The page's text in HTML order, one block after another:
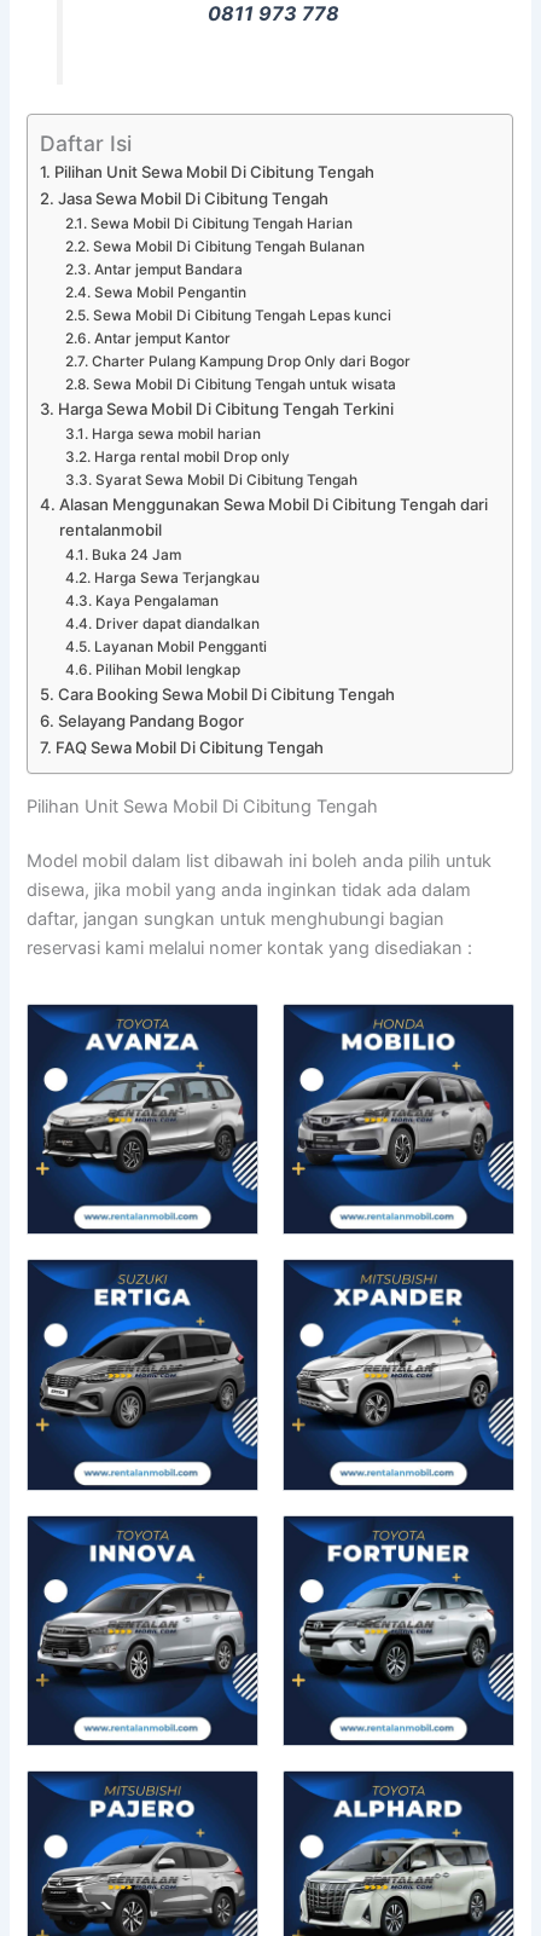
0811 973 778
Daftar Isi
Pilihan Unit Sewa Mobil Di Cibitung Tengah
Jasa Sewa Mobil Di Cibitung Tengah
Sewa Mobil Di Cibitung Tengah Harian
Sewa Mobil Di Cibitung Tengah Bulanan
Antar jemput Bandara
Sewa Mobil Pengantin
Sewa Mobil Di Cibitung Tengah Lepas kunci
Antar jemput Kantor
Charter Pulang Kampung Drop Only dari Bogor
Sewa Mobil Di Cibitung Tengah untuk wisata
Harga Sewa Mobil Di Cibitung Tengah Terkini
Harga sewa mobil harian
Harga rental mobil Drop only
Syarat Sewa Mobil Di Cibitung Tengah
Alasan Menggunakan Sewa Mobil Di Cibitung Tengah dari
rentalanmobil
Buka 24 Jam
Harga Sewa Terjangkau
Kaya Pengalaman
Driver dapat diandalkan
Layanan Mobil Pengganti
Pilihan Mobil lengkap
Cara Booking Sewa Mobil Di Cibitung Tengah
Selayang Pandang Bogor
FAQ Sewa Mobil Di Cibitung Tengah
Pilihan Unit Sewa Mobil Di Cibitung Tengah
Model mobil dalam list dibawah ini boleh anda pilih untuk
disewa, jika mobil yang anda inginkan tidak ada dalam
daftar, jangan sungkan untuk menghubungi bagian
reservasi kami melalui nomer kontak yang disediakan :